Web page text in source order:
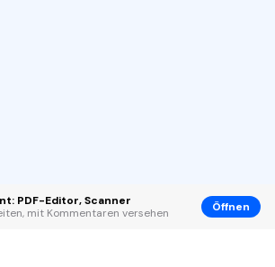
PDF-Editor, Scanner
mit Kommentaren versehen
Öffnen